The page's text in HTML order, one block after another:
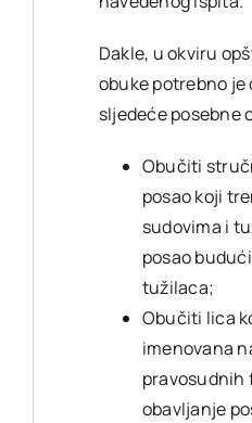
Dakle, u okviru
obuke potrebno je
sljedeće posebne
Obučiti
posao koji
sudovima i
posao
tužilaca;
Obučiti lica
imenovana
pravosudnih
obavljanje